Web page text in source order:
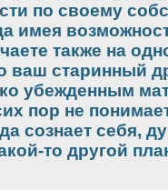
по своему
имея
также на
ваш старинный
убежденным
пор не
сознает себя,
то другой